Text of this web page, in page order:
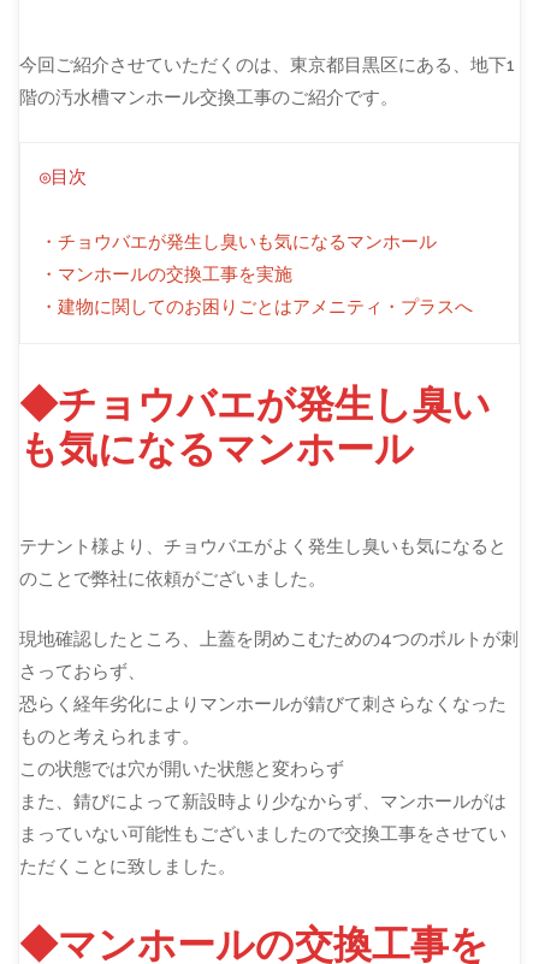
今回ご紹介させていただくのは、東京都目黒区にある、地下1
階の汚水槽マンホール交換工事のご紹介です。
◎目次
・チョウバエが発生し臭いも気になるマンホール
・マンホールの交換工事を実施
・建物に関してのお困りごとはアメニティ・プラスへ
◆チョウバエが発生し臭い
も気になるマンホール
テナント様より、チョウバエがよく発生し臭いも気になると
のことで弊社に依頼がございました。
現地確認したところ、上蓋を閉めこむための4つのボルトが刺
さっておらず、
恐らく経年劣化によりマンホールが錆びて刺さらなくなった
ものと考えられます。
この状態では穴が開いた状態と変わらず
また、錆びによって新設時より少なからず、マンホールがは
まっていない可能性もございましたので交換工事をさせてい
ただくことに致しました。
◆マンホールの交換工事を